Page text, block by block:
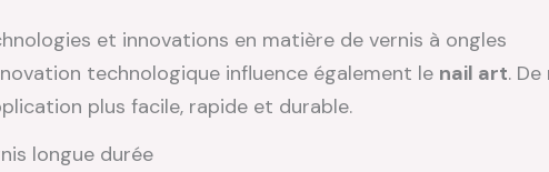
et innovations en matière de vernis à ongles
technologique influence également le nail art.
plus facile, rapide et durable.
longue durée